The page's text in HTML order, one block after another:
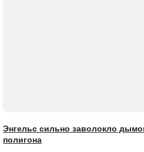
Энгельс сильно заволокло
полигона